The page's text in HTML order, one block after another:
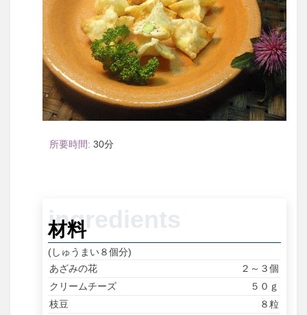
30
材料
(しゅうまい８個分)
あざみの花
２～３個
クリームチーズ
５０ｇ
枝豆
８粒